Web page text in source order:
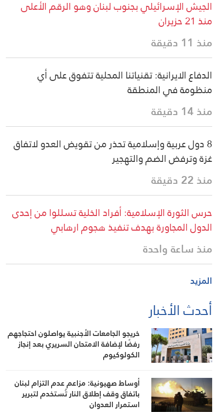
الجيش الإسرائيلي بجنوب لبنان وهو الرقم الأعلى
منذ 21 حزيران
منذ 11 دقيقة
الدفاع الايرانية: تقنياتنا المحلية تتفوق على أي
منظومة في المنطقة
منذ 14 دقيقة
8 دول عربية وإسلامية تحذر من تقويض العدو لاتفاق
غزة وترفض الضم والتهجير
منذ 22 دقيقة
حرس الثورة الإسلامية: أفراد الخلية تسللوا من إحدى
الدول المجاورة بهدف تنفيذ هجوم ارهابي
منذ ساعة واحدة
المزيد
أحدث الأخبار
خريجو الجامعات الأجنبية يواصلون احتجاجهم
رفضًا لإضافة الامتحان السريري بعد إنجاز
الكولوكيوم
أوساط صهيونية: مزاعم عدم التزام لبنان
باتفاق وقف إطلاق النار تُستخدم لتبرير
استمرار العدوان